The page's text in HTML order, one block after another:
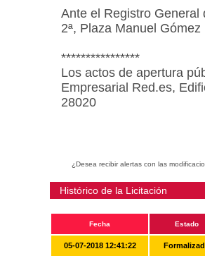
Ante el Registro General
2ª, Plaza Manuel
****************
Los actos de apertura
Empresarial Red.es,
28020
¿Desea recibir alertas con las
Histórico de la Licitación
Fecha Estado
05-07-2018 12:41:22